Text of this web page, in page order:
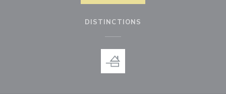
DISTINCTIONS